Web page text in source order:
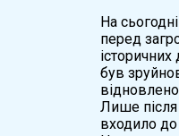
На
перед
був
Лише після
входило